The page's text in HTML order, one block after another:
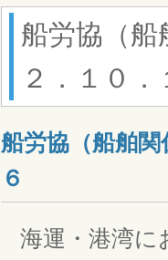
船労協（船
２．１０．
船労協（船舶
６
海運・港湾に